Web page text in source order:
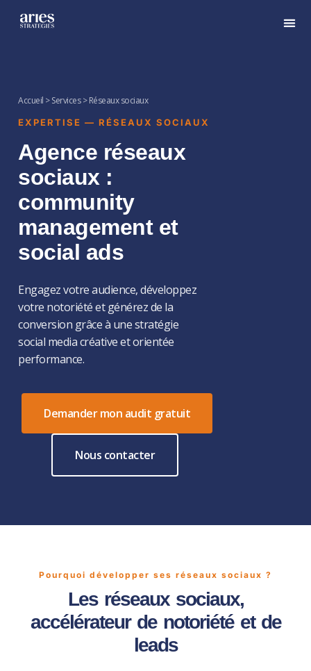
Accueil > Services > Réseaux sociaux
EXPERTISE — RÉSEAUX SOCIAUX
Agence réseaux
sociaux :
community
management et
social ads
Engagez votre audience, développez
votre notoriété et générez de la
conversion grâce à une stratégie
social media créative et orientée
performance.
Demander mon audit gratuit
Nous contacter
Pourquoi développer ses réseaux sociaux ?
Les réseaux sociaux,
accélérateur de notoriété et de
leads